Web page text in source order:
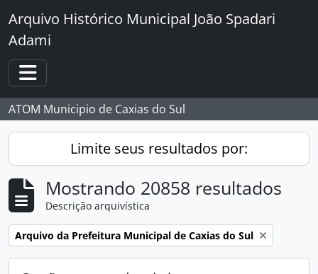
Skip to main content
Arquivo Histórico Municipal João Spadari
Adami
Toggle navigation
ATOM Municipio de Caxias do Sul
Limite seus resultados por:
Mostrando 20858 resultados
Descrição arquivística
Remover filtro:
Arquivo da Prefeitura Municipal de Caxias do Sul